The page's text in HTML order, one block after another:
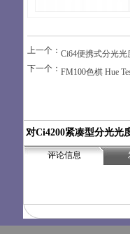
上一个：Ci64便携式分光光
下一个：FM100色棋 Hue